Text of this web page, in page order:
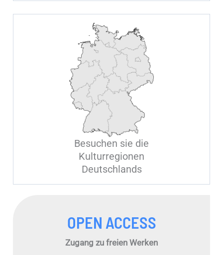
Besuchen sie die
Kulturregionen
Deutschlands
OPEN ACCESS
Zugang zu freien Werken